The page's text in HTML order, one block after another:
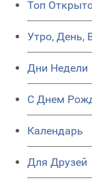
Топ
Утро, День,
Дни Недели
C Днем
Календарь
Для Друзей